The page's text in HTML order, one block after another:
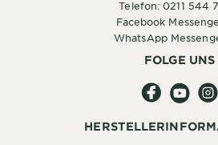
Telefon: 0211 544
Facebook
WhatsApp
FOLGE UNS